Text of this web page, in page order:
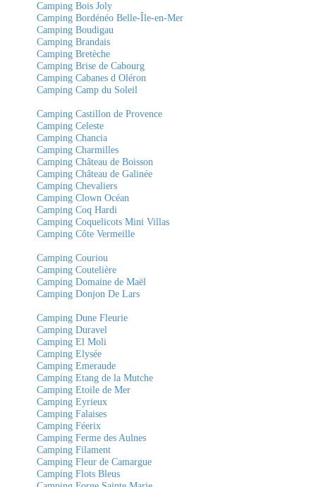
Camping Bois Joly
Camping Bordénéo Belle-Île-en-Mer
Camping Boudigau
Camping Brandais
Camping Bretèche
Camping Brise de Cabourg
Camping Cabanes d Oléron
Camping Camp du Soleil
Camping Castillon de Provence
Camping Celeste
Camping Chancia
Camping Charmilles
Camping Château de Boisson
Camping Château de Galinée
Camping Chevaliers
Camping Clown Océan
Camping Coq Hardi
Camping Coquelicots Mini Villas
Camping Côte Vermeille
Camping Couriou
Camping Coutelière
Camping Domaine de Maël
Camping Donjon De Lars
Camping Dune Fleurie
Camping Duravel
Camping El Moli
Camping Elysée
Camping Emeraude
Camping Etang de la Mutche
Camping Etoile de Mer
Camping Eyrieux
Camping Falaises
Camping Féerix
Camping Ferme des Aulnes
Camping Filament
Camping Fleur de Camargue
Camping Flots Bleus